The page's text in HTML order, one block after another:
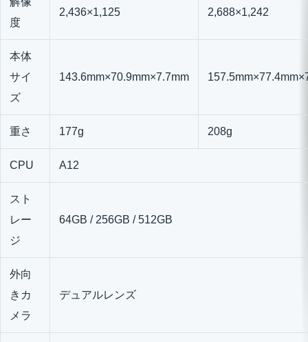
度
2,436×1,125 2,688×1,242
本体
サイ
ズ
143.6mm×70.9mm×7.7mm
重さ 177g 208g
CPU A12
スト
レー
ジ
64GB / 256GB / 512GB
外向
きカ
メラ
デュアルレンズ